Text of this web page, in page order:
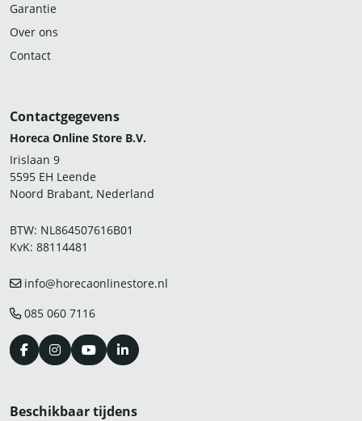
Garantie
Over ons
Contact
Contactgegevens
Horeca Online Store B.V.
Irislaan 9
5595 EH Leende
Noord Brabant, Nederland
BTW: NL864507616B01
KvK: 88114481
info@horecaonlinestore.nl
085 060 7116
Beschikbaar tijdens